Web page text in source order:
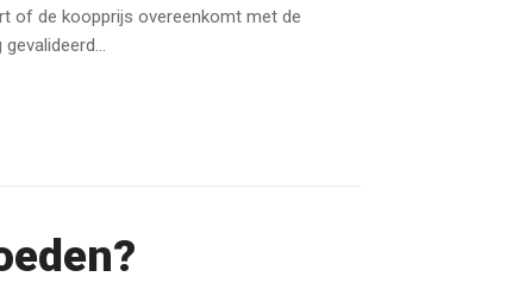
of de koopprijs overeenkomt met de